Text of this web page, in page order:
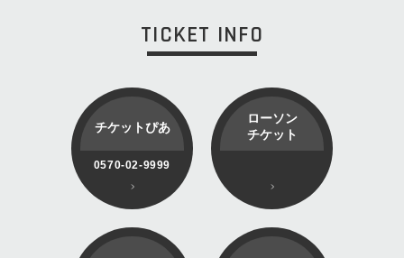
TICKET INFO
チケットぴあ
0570-02-9999
ローソン
チケット